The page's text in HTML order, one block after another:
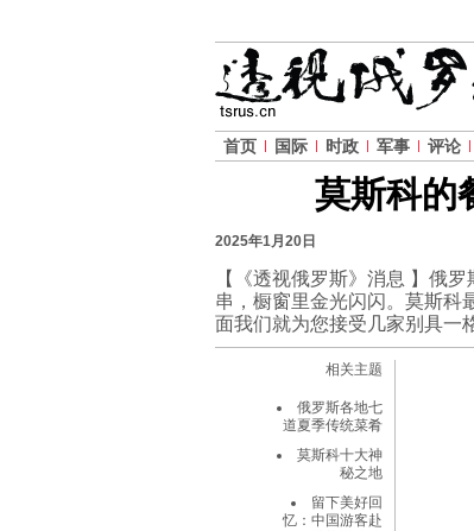
首页 国际 时政 军事 评论
莫斯科的
2025年1月20日
【《透视俄罗斯》消息 】俄
串，橱窗里金光闪闪。莫斯科
面我们就为您接受几家别具一
相关主题
俄罗斯各地七
道夏季传统菜肴
莫斯科十大神
秘之地
留下美好回
忆：中国游客赴